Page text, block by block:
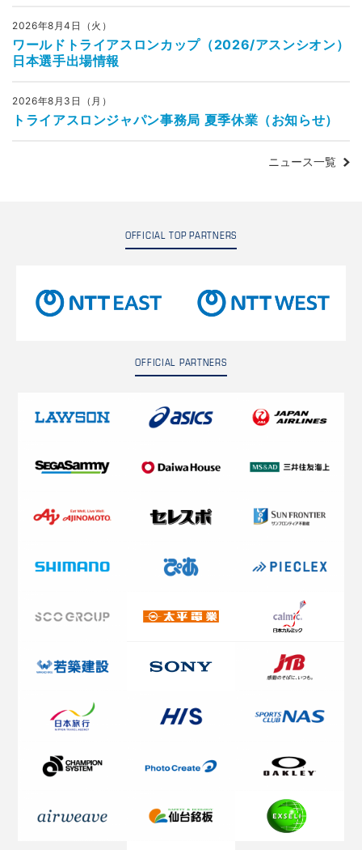
2026年8月4日（火）
ワールドトライアスロンカップ（2026/アスンシオン）
日本選手出場情報
2026年8月3日（月）
トライアスロンジャパン事務局 夏季休業（お知らせ）
ニュース一覧
OFFICIAL TOP PARTNERS
OFFICIAL PARTNERS